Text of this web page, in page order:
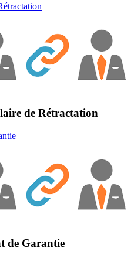
de Rétractation
de Garantie